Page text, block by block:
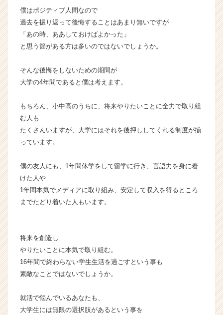
就
活
サ
イ
ト
ア
キ
リ
ア
h
r
e
僕はポジティブ人間なので
過去を振り返って後悔することはあまり無いですが
「あの時、ああしておけばよかった」
と思う節がある方は多いのではないでしょうか。
そんな後悔をしないための期間が
大学の4年間であると僕は考えます。
もちろん、小中高のうちに、将来やりたいことに全力で取り組
む人も
たくさんいますが、大学にはそれを後押ししてくれる制度が揃
っています。
僕の友人にも、1年間休学をして留学に行き、言語力を身に着
けた人や
1年間本気でメディアに取り組み、安定して収入を得るところ
までたどり着いた人もいます。
将来を創造し
やりたいことに本気で取り組む。
16年間で終わらない学生生活を過ごすという事も
素敵なことではないでしょうか。
就活で悩んでいるあなたも、
大学生には無限の選択肢があるという事を